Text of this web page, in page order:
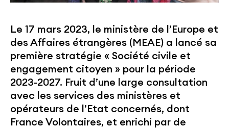
Le 17 mars 2023, le ministère de l’Europe et
des Affaires étrangères (MEAE) a lancé sa
première stratégie « Société civile et
engagement citoyen » pour la période
2023-2027. Fruit d’une large consultation
avec les services des ministères et
opérateurs de l’Etat concernés, dont
France Volontaires, et enrichi par de